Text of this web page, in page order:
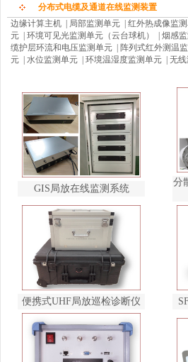
分布式电缆及通道在线监测装置
边缘计算主机| 局部监测单元| 红外热成像监
元| 环境可见光监测单元（云台球机） 烟感
缆护层环流和电压监测单元| 阵列式红外测温
元| 水位监测单元| 环境温湿度监测单元| 无
GIS局放在线监测系统
分
便携式UHF局放巡检诊断仪